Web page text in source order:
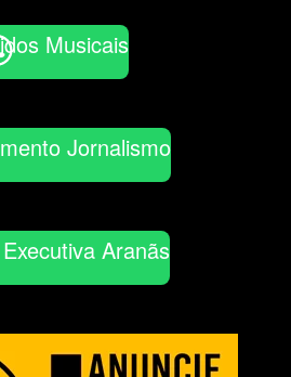
Musicais
Jornalismo
Aranãs